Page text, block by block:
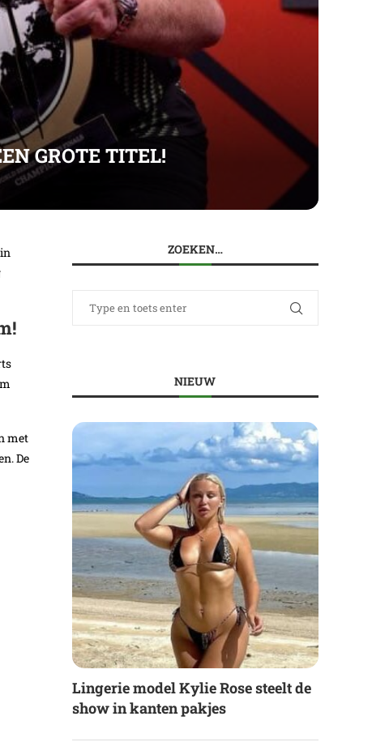
GROTE TITEL!
met
De
ZOEKEN…
NIEUW
Lingerie model Kylie Rose steelt de
show in kanten pakjes